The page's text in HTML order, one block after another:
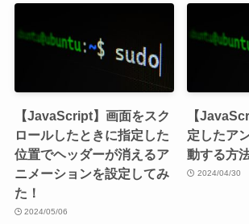
【JavaScript】画面をスク
ロールしたときに指定した
位置でヘッダーが消えるア
ニメーションを設定してみ
た！
2024/05/06
【
定したア
動する方
2024/04/30